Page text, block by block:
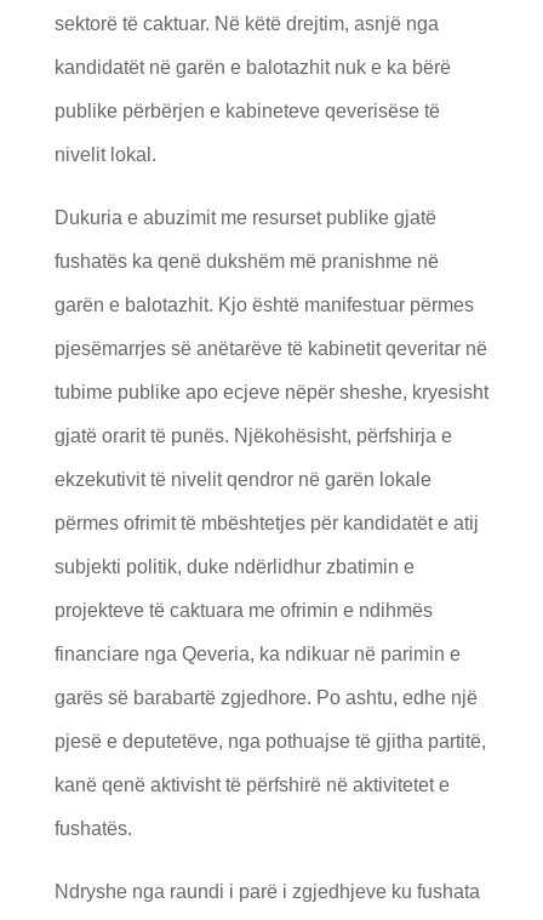
sektorë të caktuar. Në këtë drejtim, asnjë nga
kandidatët në garën e balotazhit nuk e ka bërë
publike përbërjen e kabineteve qeverisëse të
nivelit lokal.
Dukuria e abuzimit me resurset publike gjatë
fushatës ka qenë dukshëm më pranishme në
garën e balotazhit. Kjo është manifestuar përmes
pjesëmarrjes së anëtarëve të kabinetit qeveritar në
tubime publike apo ecjeve nëpër sheshe, kryesisht
gjatë orarit të punës. Njëkohësisht, përfshirja e
ekzekutivit të nivelit qendror në garën lokale
përmes ofrimit të mbështetjes për kandidatët e atij
subjekti politik, duke ndërlidhur zbatimin e
projekteve të caktuara me ofrimin e ndihmës
financiare nga Qeveria, ka ndikuar në parimin e
garës së barabartë zgjedhore. Po ashtu, edhe një
pjesë e deputetëve, nga pothuajse të gjitha partitë,
kanë qenë aktivisht të përfshirë në aktivitetet e
fushatës.
Ndryshe nga raundi i parë i zgjedhjeve ku fushata